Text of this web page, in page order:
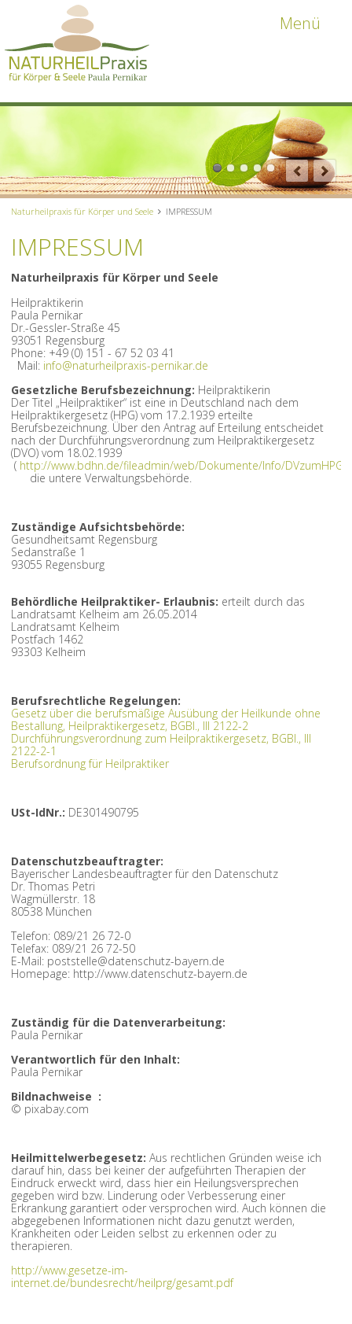
Menü
Naturheilpraxis für Körper und Seele IMPRESSUM
IMPRESSUM
Naturheilpraxis für Körper und Seele
Heilpraktikerin
Paula Pernikar
Dr.-Gessler-Straße 45
93051 Regensburg
Phone: +49 (0) 151 - 67 52 03 41
Mail: info@naturheilpraxis-pernikar.de
Gesetzliche Berufsbezeichnung: Heilpraktikerin
Der Titel „Heilpraktiker“ ist eine in Deutschland nach dem
Heilpraktikergesetz (HPG) vom 17.2.1939 erteilte
Berufsbezeichnung. Über den Antrag auf Erteilung entscheidet
nach der Durchführungsverordnung zum Heilpraktikergesetz
(DVO) vom 18.02.1939
( http://www.bdhn.de/fileadmin/web/Dokumente/Info/
die untere Verwaltungsbehörde.
Zuständige Aufsichtsbehörde:
Gesundheitsamt Regensburg
Sedanstraße 1
93055 Regensburg
Behördliche Heilpraktiker- Erlaubnis: erteilt durch das
Landratsamt Kelheim am 26.05.2014
Landratsamt Kelheim
Postfach 1462
93303 Kelheim
Berufsrechtliche Regelungen:
Gesetz über die berufsmäßige Ausübung der Heilkunde ohne
Bestallung, Heilpraktikergesetz, BGBl., III 2122-2
Durchführungsverordnung zum Heilpraktikergesetz, BGBl., III
2122-2-1
Berufsordnung für Heilpraktiker
USt-IdNr.: DE301490795
Datenschutzbeauftragter:
Bayerischer Landesbeauftragter für den Datenschutz
Dr. Thomas Petri
Wagmüllerstr. 18
80538 München
Telefon: 089/21 26 72-0
Telefax: 089/21 26 72-50
E-Mail: poststelle@datenschutz-bayern.de
Homepage: http://www.datenschutz-bayern.de
Zuständig für die Datenverarbeitung:
Paula Pernikar
Verantwortlich für den Inhalt:
Paula Pernikar
Bildnachweise :
© pixabay.com
Heilmittelwerbegesetz: Aus rechtlichen Gründen weise ich
darauf hin, dass bei keiner der aufgeführten Therapien der
Eindruck erweckt wird, dass hier ein Heilungsversprechen
gegeben wird bzw. Linderung oder Verbesserung einer
Erkrankung garantiert oder versprochen wird. Auch können die
abgegebenen Informationen nicht dazu genutzt werden,
Krankheiten oder Leiden selbst zu erkennen oder zu
therapieren.
http://www.gesetze-im-
internet.de/bundesrecht/heilprg/gesamt.pdf